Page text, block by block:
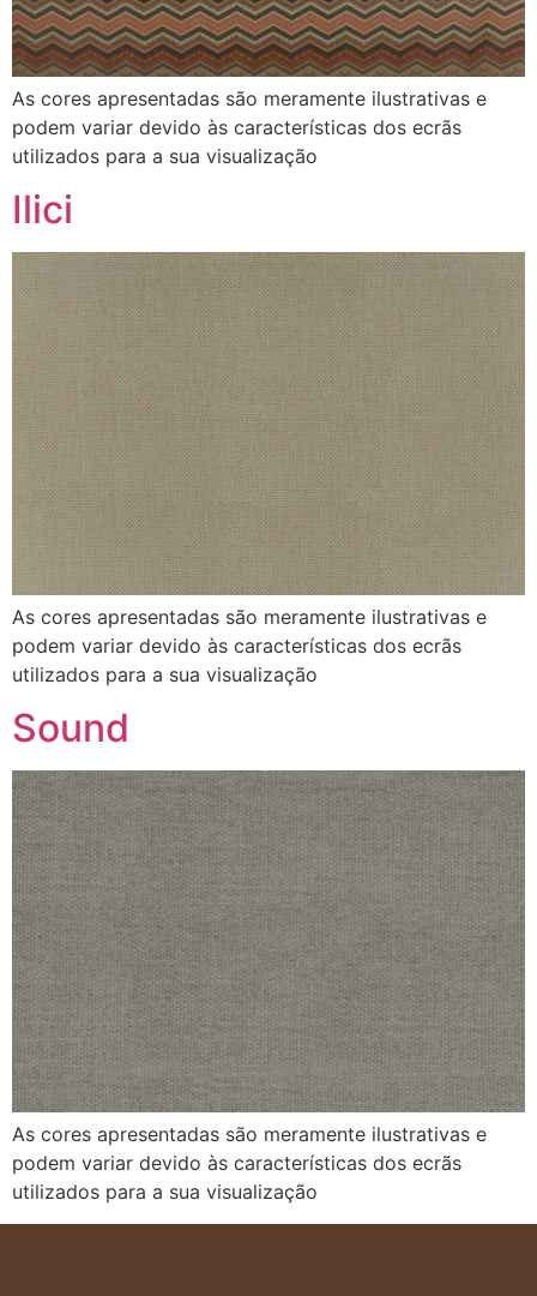
As cores apresentadas são meramente ilustrativas e
podem variar devido às características dos ecrãs
utilizados para a sua visualização
Ilici
As cores apresentadas são meramente ilustrativas e
podem variar devido às características dos ecrãs
utilizados para a sua visualização
Sound
As cores apresentadas são meramente ilustrativas e
podem variar devido às características dos ecrãs
utilizados para a sua visualização